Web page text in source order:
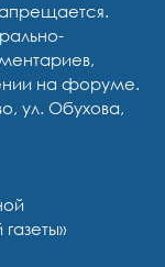
на форуме.
ул. Обухова,